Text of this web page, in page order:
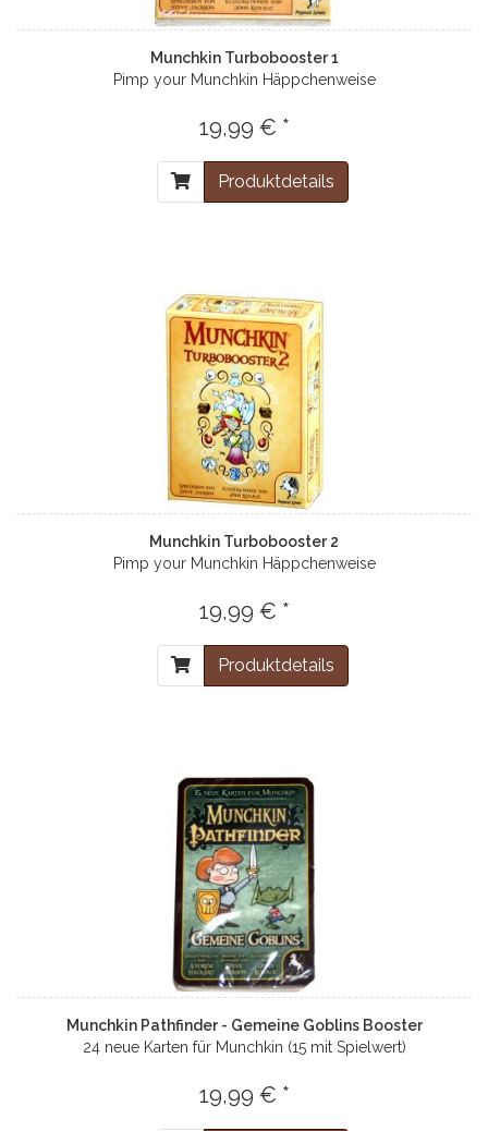
Munchkin Turbobooster 1
Pimp your Munchkin Häppchenweise
19,99 € *
Produktdetails
Munchkin Turbobooster 2
Pimp your Munchkin Häppchenweise
19,99 € *
Produktdetails
Munchkin Pathfinder - Gemeine Goblins Booster
24 neue Karten für Munchkin (15 mit Spielwert)
19,99 € *